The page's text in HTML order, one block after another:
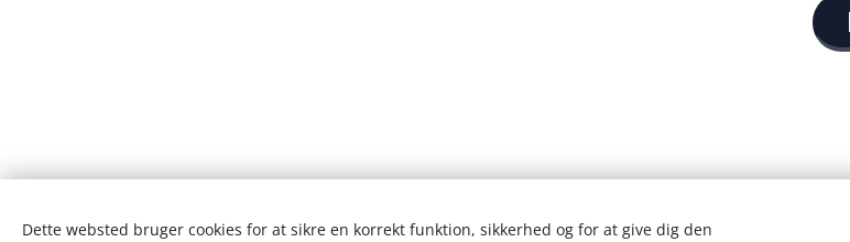
Dette websted bruger cookies for at sikre en korrekt funktion, sikkerhed og for at give dig den